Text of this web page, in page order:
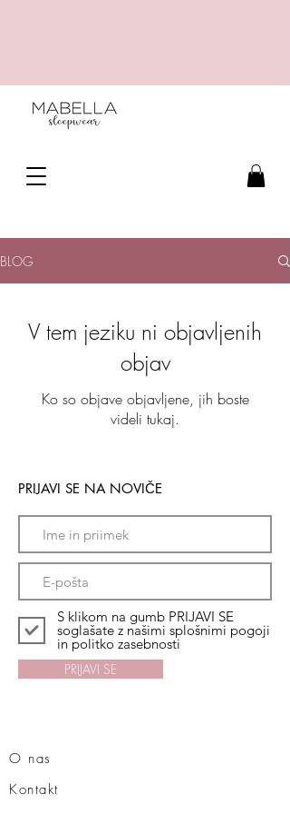
BLOG
V tem jeziku ni objavljenih
objav
Ko so objave objavljene, jih boste
videli tukaj.
PRIJAVI SE NA NOVIČE
S klikom na gumb PRIJAVI SE
soglašate z našimi splošnimi pogoji
in politko zasebnosti
PRIJAVI SE
O nas
Kontakt